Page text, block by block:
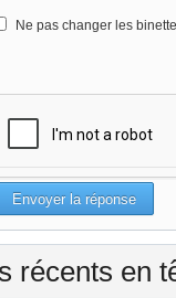
Ne pas changer les
récents en